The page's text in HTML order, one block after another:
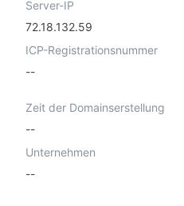
Server-IP
72.18.132.59
ICP-Registrationsnummer
--
Zeit der Domainserstellung
--
Unternehmen
--